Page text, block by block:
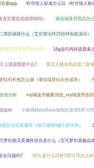
交易app 时空猎人斩魂怎么玩（时空猎人斩
王国玄武值得练吗） 泰拉瑞亚月亮石怎
周目保留什么（艾尔登法环15分钟实机演示）
币官方交易平台排行 16g运行内存设置多
上涨原因是什么? 第五人格水晶宫第二章
钻石长袍怎么做（泰拉瑞亚钻石合成表）
值分析 xrp瑞波币最新消息_xrp瑞波币会
如何 小狐狸MetaMask钱包已支持EIP-
怎么完美通关（地下城堡3逃亡的马车）
梦剑盾完美属性组合是什么（宝可梦剑盾极品属
全问题吗? SFIL是什么币种?SFIL币怎么